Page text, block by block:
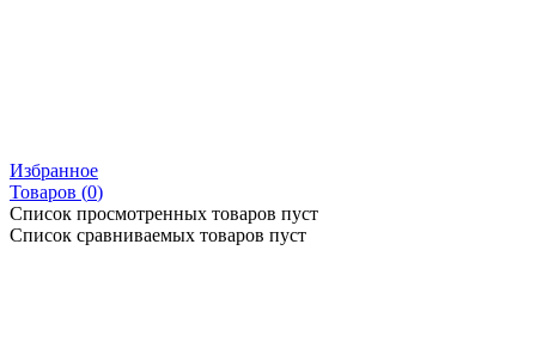
Избранное
Товаров (0)
Список просмотренных товаров пуст
Список сравниваемых товаров пуст